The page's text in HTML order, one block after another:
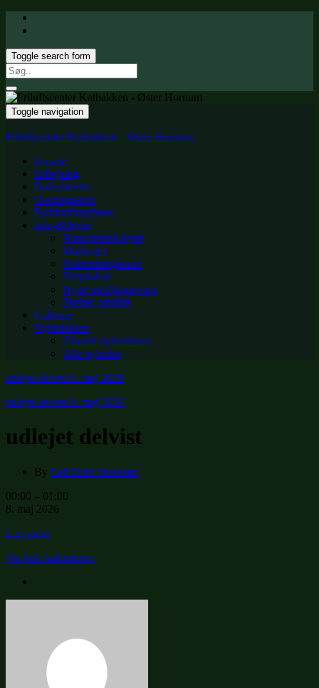
Toggle search form
Search
for:
Toggle navigation
Friluftscenter Katbakken – Øster Hornum
Forside
Udlejning
Dokumenter
Oversigtskort
Forhindringsbane
Info-Billeder
Natur/teknik hytte
Multtoilet
Forhindringsbane
Teltpladser
Hytte med klatrevæg
Shelter-område
Gallerier
Nyhedsbrev
Tilmeld nyhedsbrev
Alle nyheder
udlejet delvist 6. maj 2026
udlejet delvist 9. maj 2026
udlejet delvist
By Leif Bohl Sørensen
udlejet
delvist
00:00 – 01:00
8. maj 2026
Læs mere
Vis hele kalenderen